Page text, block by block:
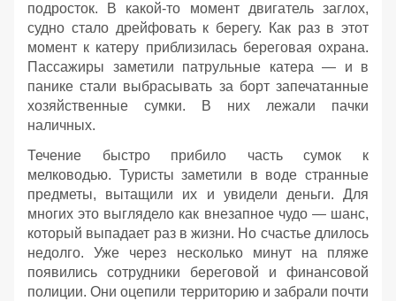
подросток. В какой‑то момент двигатель заглох,
судно стало дрейфовать к берегу. Как раз в этот
момент к катеру приблизилась береговая охрана.
Пассажиры заметили патрульные катера — и в
панике стали выбрасывать за борт запечатанные
хозяйственные сумки. В них лежали пачки
наличных.
Течение быстро прибило часть сумок к
мелководью. Туристы заметили в воде странные
предметы, вытащили их и увидели деньги. Для
многих это выглядело как внезапное чудо — шанс,
который выпадает раз в жизни. Но счастье длилось
недолго. Уже через несколько минут на пляже
появились сотрудники береговой и финансовой
полиции. Они оцепили территорию и забрали почти